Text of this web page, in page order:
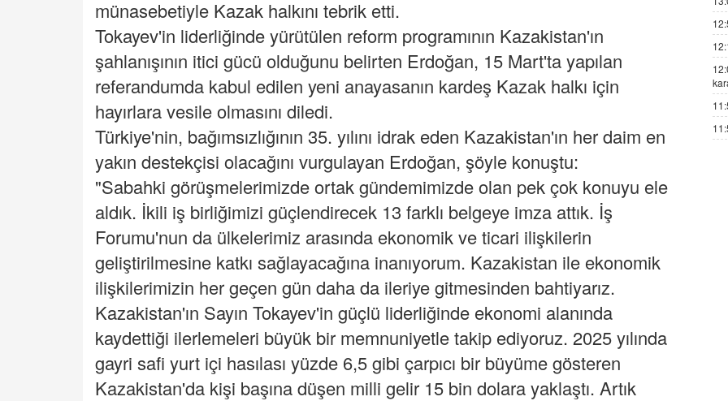
münasebetiyle Kazak halkını tebrik etti.
Tokayev'in liderliğinde yürütülen reform programının Kazakistan'ın
şahlanışının itici gücü olduğunu belirten Erdoğan, 15 Mart'ta yapılan
referandumda kabul edilen yeni anayasanın kardeş Kazak halkı için
hayırlara vesile olmasını diledi.
Türkiye'nin, bağımsızlığının 35. yılını idrak eden Kazakistan'ın her daim en
yakın destekçisi olacağını vurgulayan Erdoğan, şöyle konuştu:
"Sabahki görüşmelerimizde ortak gündemimizde olan pek çok konuyu ele
aldık. İkili iş birliğimizi güçlendirecek 13 farklı belgeye imza attık. İş
Forumu'nun da ülkelerimiz arasında ekonomik ve ticari ilişkilerin
geliştirilmesine katkı sağlayacağına inanıyorum. Kazakistan ile ekonomik
ilişkilerimizin her geçen gün daha da ileriye gitmesinden bahtiyarız.
Kazakistan'ın Sayın Tokayev'in güçlü liderliğinde ekonomi alanında
kaydettiği ilerlemeleri büyük bir memnuniyetle takip ediyoruz. 2025 yılında
gayri safi yurt içi hasılası yüzde 6,5 gibi çarpıcı bir büyüme gösteren
Kazakistan'da kişi başına düşen milli gelir 15 bin dolara yaklaştı. Artık